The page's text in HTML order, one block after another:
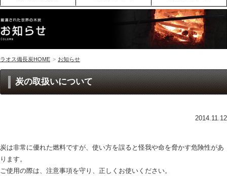
ラオス備長炭HOME > お知らせ
炭の取扱いについて
2014.11.12
炭は非常に優れた燃料ですが、使い方を誤ると怪我や命を脅かす危険性があ
ります。
ご使用の際は、注意事項を守り、正しくお使いください。